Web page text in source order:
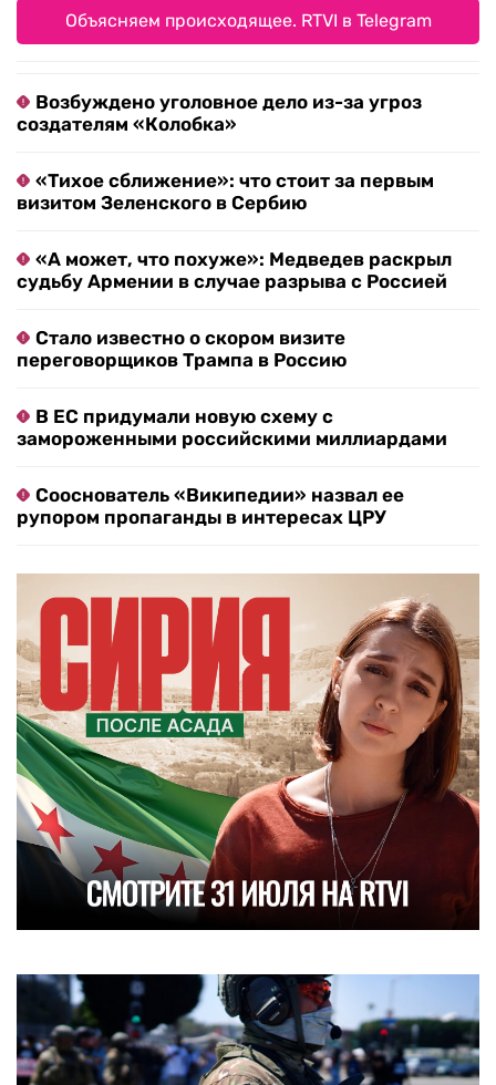
Объясняем происходящее. RTVI в Telegram
Возбуждено уголовное дело из-за угроз
создателям «Колобка»
«Тихое сближение»: что стоит за первым
визитом Зеленского в Сербию
«А может, что похуже»: Медведев раскрыл
судьбу Армении в случае разрыва с Россией
Стало известно о скором визите
переговорщиков Трампа в Россию
В ЕС придумали новую схему с
замороженными российскими миллиардами
Сооснователь «Википедии» назвал ее
рупором пропаганды в интересах ЦРУ